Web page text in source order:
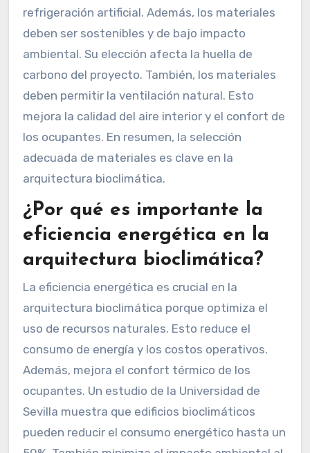
refrigeración artificial. Además, los materiales
deben ser sostenibles y de bajo impacto
ambiental. Su elección afecta la huella de
carbono del proyecto. También, los materiales
deben permitir la ventilación natural. Esto
mejora la calidad del aire interior y el confort de
los ocupantes. En resumen, la selección
adecuada de materiales es clave en la
arquitectura bioclimática.
¿Por qué es importante la
eficiencia energética en la
arquitectura bioclimática?
La eficiencia energética es crucial en la
arquitectura bioclimática porque optimiza el
uso de recursos naturales. Esto reduce el
consumo de energía y los costos operativos.
Además, mejora el confort térmico de los
ocupantes. Un estudio de la Universidad de
Sevilla muestra que edificios bioclimáticos
pueden reducir el consumo energético hasta un